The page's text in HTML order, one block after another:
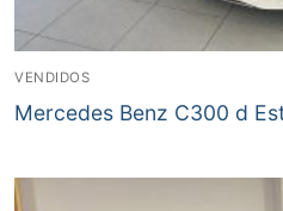
VENDIDOS
Mercedes Benz C300 d